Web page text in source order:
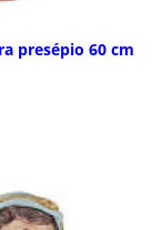
presépio 60 cm